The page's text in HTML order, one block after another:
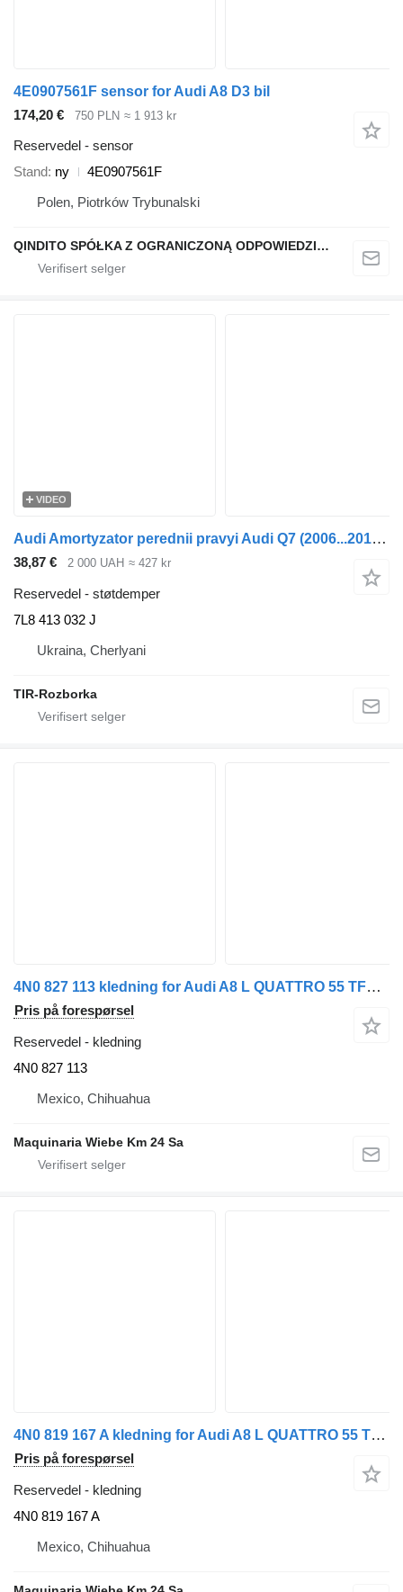
4E0907561F sensor for Audi A8 D3 bil
174,20 €
750 PLN ≈ 1 913 kr
Reservedel - sensor
Stand ny
4E0907561F
Polen, Piotrków Trybunalski
QINDITO SPÓŁKA Z OGRANICZONĄ ODPOWIEDZIALNOŚCIĄ
VIDEO
Audi Amortyzator perednii pravyi Audi Q7 (2006...2012) 7L8413032J 7L8 413 032 J støtdemper for Audi Q7 trekkvogn
38,87 € 2 000 UAH ≈ 427 kr
Reservedel - støtdemper
7L8 413 032 J
Ukraina, Cherlyani
TIR-Rozborka
4N0 827 113 kledning for Audi A8 L QUATTRO 55 TFSI bil
Pris på forespørsel
Reservedel - kledning
4N0 827 113
Mexico, Chihuahua
Maquinaria Wiebe Km 24 Sa
4N0 819 167 A kledning for Audi A8 L QUATTRO 55 TFSI bil
Pris på forespørsel
Reservedel - kledning
4N0 819 167 A
Mexico, Chihuahua